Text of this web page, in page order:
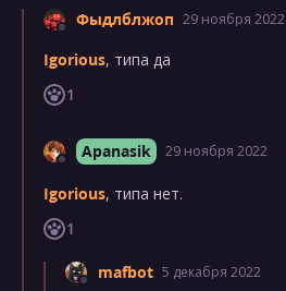
Фыдлблжоп 29 ноября 2022
Igorious, типа да
1
Apanasik 29 ноября 2022
Igorious, типа нет.
1
mafbot 5 декабря 2022